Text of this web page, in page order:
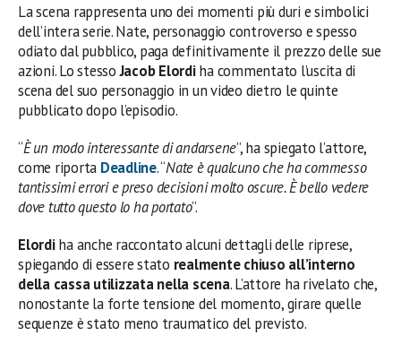
La scena rappresenta uno dei momenti più duri e simbolici
dell’intera serie. Nate, personaggio controverso e spesso
odiato dal pubblico, paga definitivamente il prezzo delle sue
azioni. Lo stessoJacob Elordiha commentato l’uscita di
scena del suo personaggio in un video dietro le quinte
pubblicato dopo l’episodio.
“È un modo interessante di andarsene”, ha spiegato l’attore,
come riporta Deadline. “Nate è qualcuno che ha commesso
tantissimi errori e preso decisioni molto oscure. È bello vedere
dove tutto questo lo ha portato”.
Elordiha anche raccontato alcuni dettagli delle riprese,
spiegando di essere stato realmente chiuso all’interno
della cassa utilizzata nella scena. L’attore ha rivelato che,
nonostante la forte tensione del momento, girare quelle
sequenze è stato meno traumatico del previsto.